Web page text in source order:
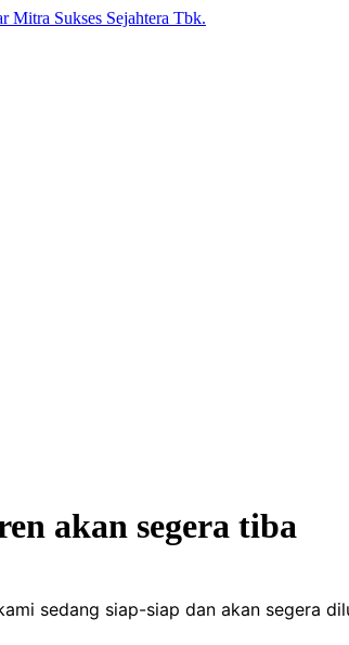
akan segera tiba
sedang siap-siap dan akan segera